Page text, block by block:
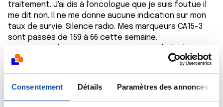
Consentement Détails Paramètres des annonces
traitement. J'ai dis à l'oncologue que je suis foutue il
me dit non. Il ne me donne aucune indication sur mon
taux de survie. Silence radio. Mes marqueurs CA15-3
sont passés de 159 à 66 cette semaine.
cancer du côlon métastasé au foie. Il vit toujours 16
Citer